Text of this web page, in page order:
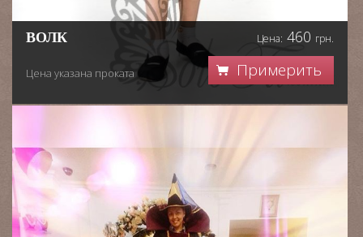
ВОЛК
Цена указана проката
Цена: 460 грн.
Примерить